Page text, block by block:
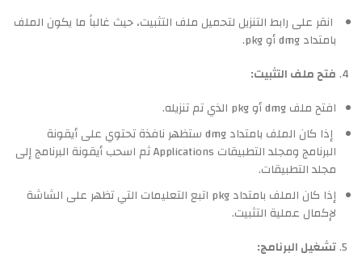
انقر على رابط التنزيل لتحميل ملف التثبيت، حيث غالباً ما يكون الملف
بامتداد dmg أو pkg.
فتح ملف التثبيت:
افتح ملف dmg أو pkg الذي تم تنزيله.
إذا كان الملف بامتداد dmg ستظهر نافذة تحتوي على أيقونة
البرنامج ومجلد التطبيقات Applications ثم اسحب أيقونة البرنامج إلى
مجلد التطبيقات.
إذا كان الملف بامتداد pkg اتبع التعليمات التي تظهر على الشاشة
لإكمال عملية التثبيت.
تشغيل البرنامج: